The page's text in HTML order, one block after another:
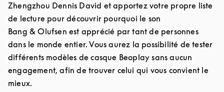
Zhengzhou Dennis David et apportez votre propre liste
de lecture pour découvrir pourquoi le son
Bang & Olufsen est apprécié par tant de personnes
dans le monde entier. Vous aurez la possibilité de tester
différents modèles de casque Beoplay sans aucun
engagement, afin de trouver celui qui vous convient le
mieux.